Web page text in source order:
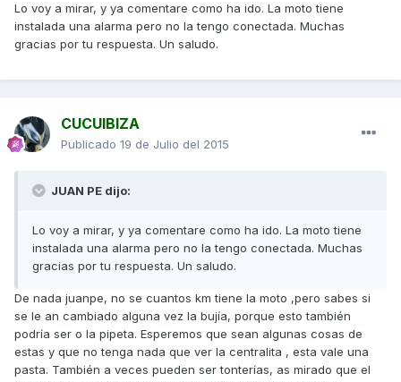
Lo voy a mirar, y ya comentare como ha ido. La moto tiene
instalada una alarma pero no la tengo conectada. Muchas
gracias por tu respuesta. Un saludo.
CUCUIBIZA
Publicado 19 de Julio del 2015
JUAN PE dijo:
Lo voy a mirar, y ya comentare como ha ido. La moto tiene
instalada una alarma pero no la tengo conectada. Muchas
gracias por tu respuesta. Un saludo.
De nada juanpe, no se cuantos km tiene la moto ,pero sabes si
se le an cambiado alguna vez la bujía, porque esto también
podría ser o la pipeta. Esperemos que sean algunas cosas de
estas y que no tenga nada que ver la centralita , esta vale una
pasta. También a veces pueden ser tonterías, as mirado que el